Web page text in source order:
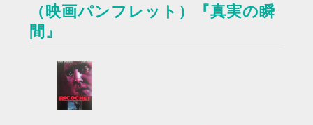
（映画パンフレット）『真実の瞬
間』